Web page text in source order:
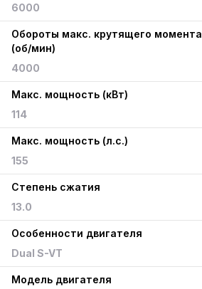
6000
Обороты макс. крутящего момента
(об/мин)
4000
Макс. мощность (кВт)
114
Макс. мощность (л.с.)
155
Степень сжатия
13.0
Особенности двигателя
Dual S-VT
Модель двигателя